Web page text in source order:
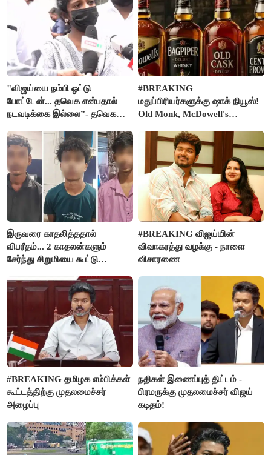
"விஜய்யை நம்பி ஓட்டு
போட்டேன்... தவெக என்பதால்
நடவடிக்கை இல்லை”- தவெக
கதறல்
#BREAKING
மதுப்பிரியர்களுக்கு ஷாக் நியூஸ்!
Old Monk, McDowell's
FSSAI தடை
இருவரை காதலித்ததால்
விபரீதம்... 2 காதலன்களும்
சேர்ந்து சிறுமியை கூட்டு
செய்த கொடூரம்
#BREAKING விஜய்யின்
விவாகரத்து வழக்கு - நாளை
விசாரணை
#BREAKING தமிழக எம்பிக்கள்
கூட்டத்திற்கு முதலமைச்சர்
அழைப்பு
நதிகள் இணைப்புத் திட்டம் -
பிரமருக்கு முதலமைச்சர் விஜய்
கடிதம்!